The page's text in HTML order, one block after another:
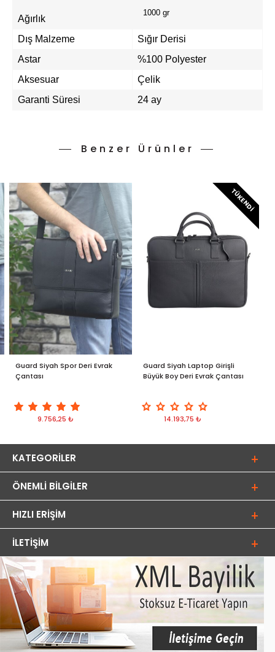
Ağırlık
1000 gr
Dış Malzeme
Sığır Derisi
Astar
%100 Polyester
Aksesuar
Çelik
Garanti Süresi
24 ay
Benzer Ürünler
Guard Siyah Spor Deri Evrak
Çantası
9.756,25 ₺
TÜKENDI
Guard Siyah Laptop Girişli
Büyük Boy Deri Evrak Çantası
14.193,75 ₺
KATEGORILER
ÖNEMLI BILGILER
HIZLI ERIŞIM
İLETIŞIM